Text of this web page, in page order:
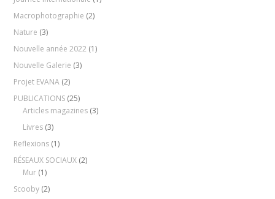
Macrophotographie (2)
Nature (3)
Nouvelle année 2022 (1)
Nouvelle Galerie (3)
Projet EVANA (2)
PUBLICATIONS (25)
Articles magazines (3)
Livres (3)
Reflexions (1)
RÉSEAUX SOCIAUX (2)
Mur (1)
Scooby (2)